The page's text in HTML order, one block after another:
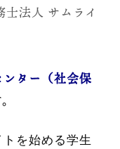
法人 サムライ
ター（社会保
を始める学生